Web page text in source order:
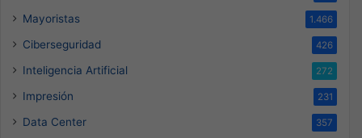
Mayoristas 1.466
Ciberseguridad 426
Inteligencia Artificial 272
Impresión 231
Data Center 357